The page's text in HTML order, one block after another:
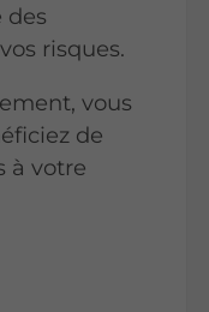
des
risques.
vous
de
à votre